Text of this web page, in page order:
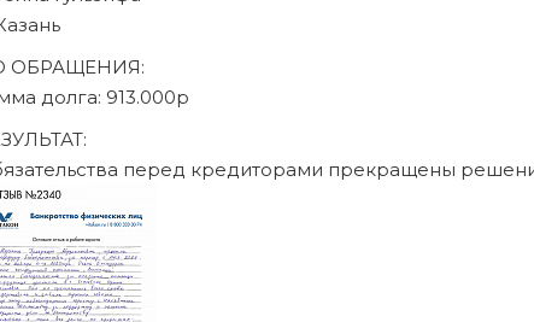
СЕГОДНЯ!
на консультацию